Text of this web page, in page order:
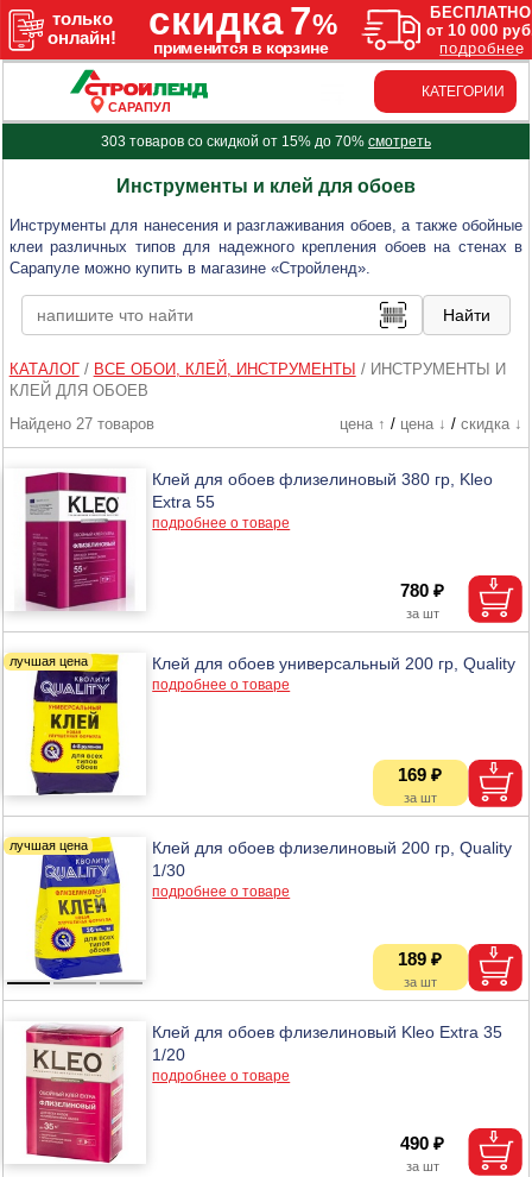
САРАПУЛ
КАТЕГОРИИ
303 товаров со скидкой от 15% до 70% смотреть
Инструменты и клей для обоев
Инструменты для нанесения и разглаживания обоев, а также обойные
клеи различных типов для надежного крепления обоев на стенах в
Сарапуле можно купить в магазине «Стройленд».
КАТАЛОГ/ ВСЕ ОБОИ, КЛЕЙ, ИНСТРУМЕНТЫ / ИНСТРУМЕНТЫ И
КЛЕЙ ДЛЯ ОБОЕВ
Найдено 27 товаров
цена ↑ / цена ↓ / скидка ↓
Клей для обоев флизелиновый 380 гр, Kleo
Extra 55
подробнее о товаре
780 ₽
Клей для обоев универсальный 200 гр, Quality
подробнее о товаре
169 ₽
Клей для обоев флизелиновый 200 гр, Quality
1/30
подробнее о товаре
189 ₽
Клей для обоев флизелиновый Kleo Extra 35
1/20
подробнее о товаре
490 ₽